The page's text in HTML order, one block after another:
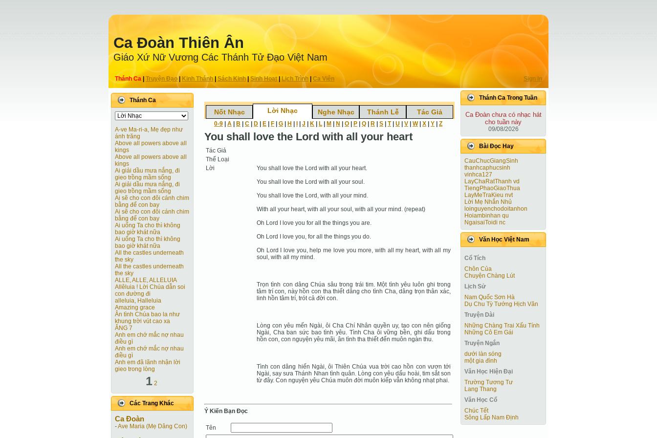
Ca Ðoàn Thiên Ân
Giáo Xứ Nữ Vương Các Thánh Tử Ðạo Việt Nam
Thánh Ca Truyện Ðạo| Kinh Thánh Sách Kinh|Sinh Hoạt| Lịch Trình Ca Viên Sign In
Thánh Ca
A-ve Ma-ri-a, Mẹ đẹp như
ánh trăng
Above all powers above all
kings
Above all powers above all
kings
Ai giải dầu mưa nắng, đi
gieo trồng mầm sống
Ai giải dầu mưa nắng, đi
gieo trồng mầm sống
Ai sẽ cho con đôi cánh chim
bằng để con bay
Ai sẽ cho con đôi cánh chim
bằng để con bay
Ai uống Ta cho thì không
bao giờ khát nữa
Ai uống Ta cho thì không
bao giờ khát nữa
All the castles underneath
the sky
All the castles underneath
the sky
ALLE, ALLE, ALLELUIA
Allêluia ! Lời Chúa dẫn soi
con đường đi
alleluia, Halleluia
Amazing grace
Ân tình Chúa bao la như
khung trời vút cao xa
ÂNG 7
Anh em chớ mắc nợ nhau
điều gì
Anh em chớ mắc nợ nhau
điều gì
Anh em đã lãnh nhận lời
gieo trong lòng
1 2
Các Trang Khác
Ca Ðoàn
-Ave Maria (Mẹ Dâng Con)
Nốt Nhạc Lời Nhạc Nghe Nhạc Thánh Lễ Tác Giả
0-9 A B C D E F G H J K L M N O P Q R S T| U V W| X Y Z
You shall love the Lord with all your heart
Tác Giả
Thể Loại
Lời
You shall love the Lord with all your heart.
You shall love the Lord with all your soul.
You shall love the Lord, with all your mind.
With all your heart, with all your soul, with all your mind. (repeat)
Oh Lord I love you for all the things you are.
Oh Lord I love you, for all the things you do.
Oh Lord I love you, help me love you more, with all my heart, with all my
soul, with all my mind.
Trọn tình con dâng Chúa sâu trong trái tim. Một tình yêu luôn ghi trong
tâm trí con, này hồn con tha thiết dâng cho tình Cha, dâng trọn thân xác,
linh hồn tâm trí, trót cả đời con.
Lòng con yêu mến Ngài, ôi Cha Chí Nhân quyền uy, tạo con nên giống
Ngài, Cha ban sức bao tình yêu. Tình Cha ôi vững bền, ghi dấu trong
hồn con, con nguyện yêu mãi, ân tình tha thiết đến muôn ngàn thu.
Tình con dâng hiến Ngài, ôi Thiên Chúa vua trời cao hồn con vươn tới
Ngài, say sưa Thánh Nhan tình quân. Lòng con yêu dấu hoài, tim sắt son
từ đây. Con nguyện yêu Chúa muôn đời muôn kiếp vẫn không nhạt phai.
Ý Kiến Bạn Ðọc
Tên
Thánh Ca Trong Tuần
Ca Ðoàn chưa có nhạc hát
cho tuần này
09/08/2026
Bài Ðọc Hay
CauChucGiangSinh
thanhcaphucsinh
vinhca127
LayChaRatThanh vd
TiengPhaoGiaoThua
LayMeTraKieu nvt
Lời Mẹ Nhắn Nhủ
loinguyenchodoitanhon
Hoiambinhan qu
NgaisaiToidi nc
Văn Học Việt Nam
Cổ Tích
Chôn Của
Chuyện Chàng Lút
Lịch Sử
Nam Quốc Sơn Hà
Dụ Chu Tỳ Tướng Hịch Văn
Truyện Dài
Những Chàng Trai Xấu Tính
Những Cô Em Gái
Truyện Ngắn
dưới làn sóng
một gia đình
Văn Học Hiện Ðại
Trường Tương Tư
Lang Thang
Văn Học Cổ
Chúc Tết
Sông Lấp Nam Định